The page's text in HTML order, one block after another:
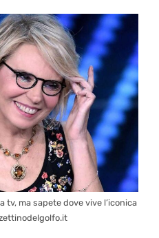
tv, ma sapete dove vive l’iconica